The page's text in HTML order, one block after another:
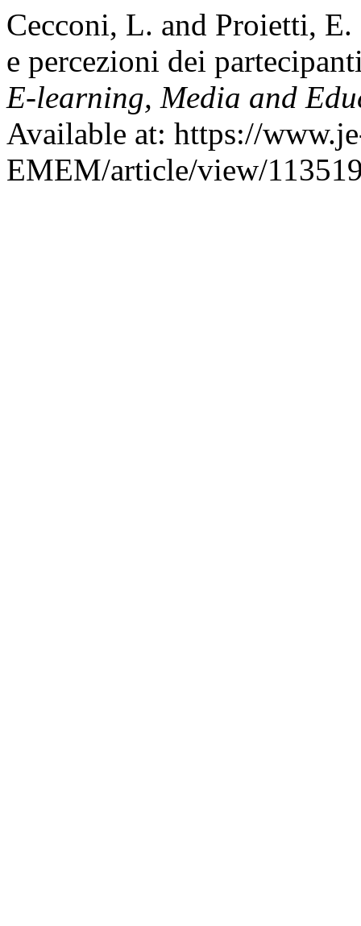
Cecconi, L. and Proietti,
e percezioni dei
E-learning, Media and
Available at: https://
EMEM/article/view/